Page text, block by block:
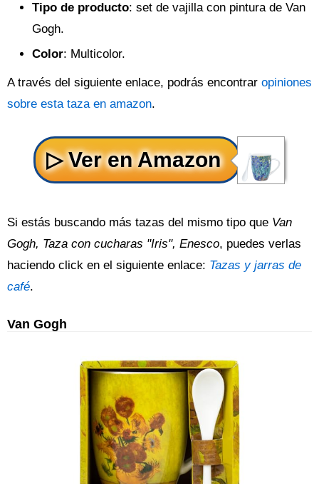
Tipo de producto: set de vajilla con pintura de Van
Gogh.
Color: Multicolor.
A través del siguiente enlace, podrás encontrar opiniones
sobre esta taza en amazon.
Si estás buscando más tazas del mismo tipo que Van
Gogh, Taza con cucharas "Iris", Enesco, puedes verlas
haciendo click en el siguiente enlace: Tazas y jarras de
café.
Van Gogh